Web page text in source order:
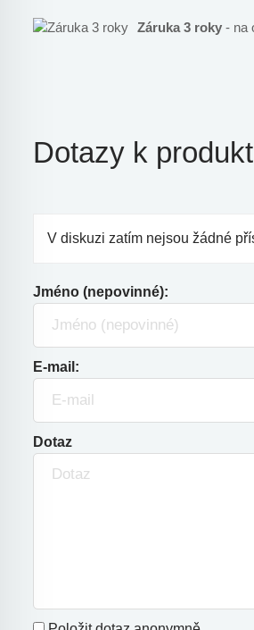
Záruka 3 roky - na
Dotazy k
V diskuzi zatím nejsou žádné
Jméno (nepovinné):
E-mail:
Dotaz